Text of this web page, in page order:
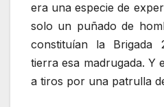
era una especie de
solo un puñado de
constituían la Brigada
tierra esa madrugada. Y
a tiros por una patrulla